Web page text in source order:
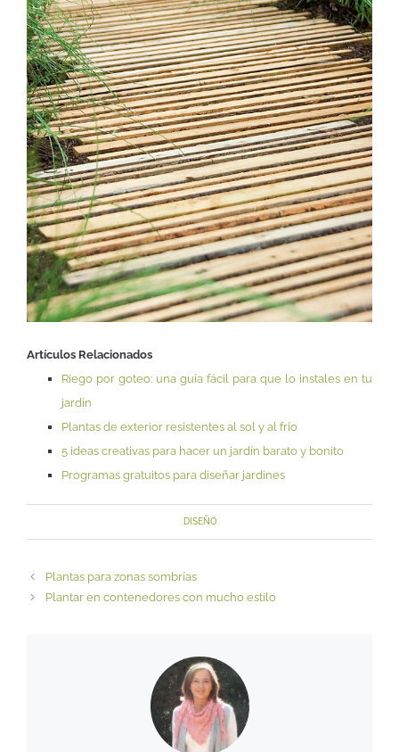
Artículos Relacionados
Riego por goteo: una guía fácil para que lo instales en tu
jardín
Plantas de exterior resistentes al sol y al frío
5 ideas creativas para hacer un jardín barato y bonito
Programas gratuitos para diseñar jardines
DISEÑO
Plantas para zonas sombrías
Plantar en contenedores con mucho estilo